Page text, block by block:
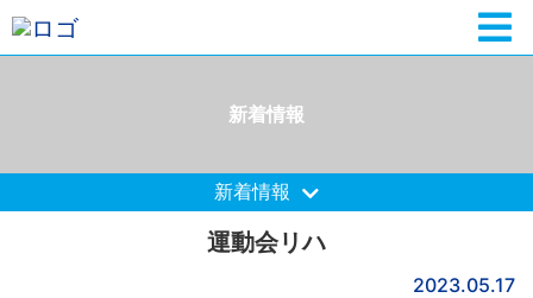
新着情報
新着情報
運動会リハ
2023.05.17